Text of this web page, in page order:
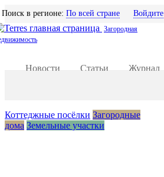
Поиск в регионе: По всей стране Войдите
Загородная
Новости Статьи Журнал
Коттеджные посёлки Загородные
дома Земельные участки